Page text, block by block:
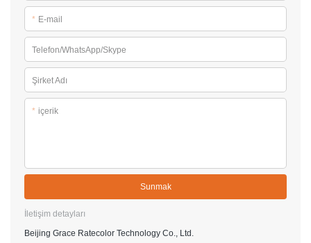
* E-mail
Telefon/WhatsApp/Skype
Şirket Adı
* içerik
Sunmak
İletişim detayları
Beijing Grace Ratecolor Technology Co., Ltd.